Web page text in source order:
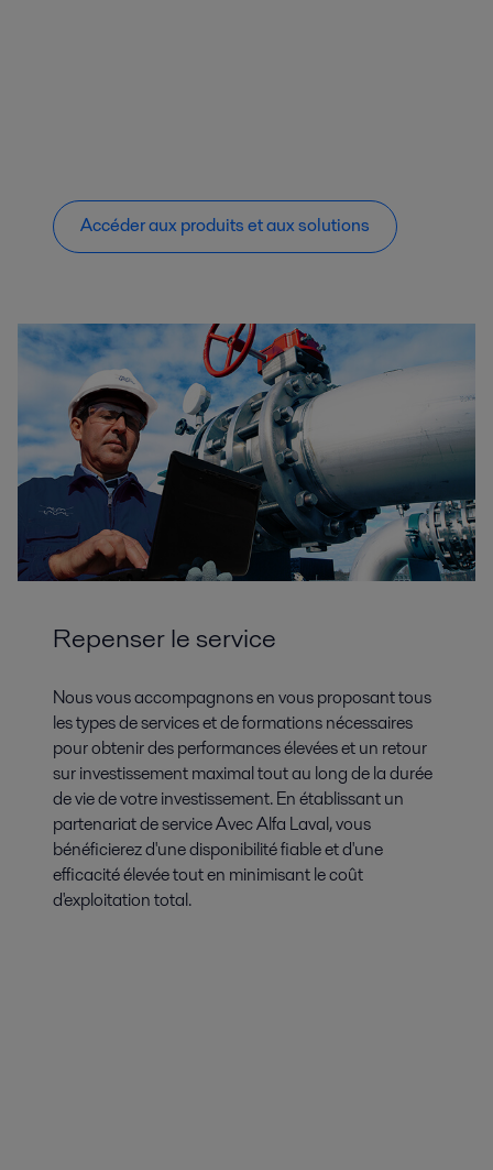
Accéder aux produits et aux solutions
Repenser le service
Nous vous accompagnons en vous proposant tous
les types de services et de formations nécessaires
pour obtenir des performances élevées et un retour
sur investissement maximal tout au long de la durée
de vie de votre investissement. En établissant un
partenariat de service Avec Alfa Laval, vous
bénéficierez d'une disponibilité fiable et d'une
efficacité élevée tout en minimisant le coût
d'exploitation total.